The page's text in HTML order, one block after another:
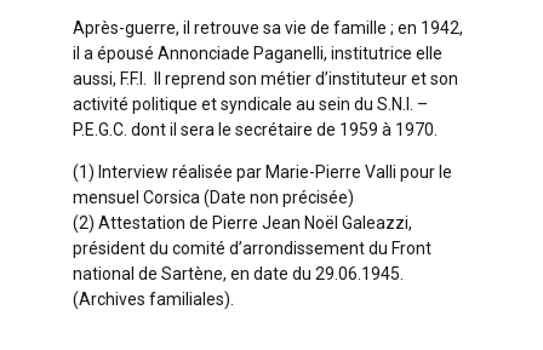
Après-guerre, il retrouve sa vie de famille ; en 1942,
il a épousé Annonciade Paganelli, institutrice elle
aussi, F.F.I. Il reprend son métier d’instituteur et son
activité politique et syndicale au sein du S.N.I. –
P.E.G.C. dont il sera le secrétaire de 1959 à 1970.
(1) Interview réalisée par Marie-Pierre Valli pour le
mensuel Corsica (Date non précisée)
(2) Attestation de Pierre Jean Noël Galeazzi,
président du comité d’arrondissement du Front
national de Sartène, en date du 29.06.1945.
(Archives familiales).